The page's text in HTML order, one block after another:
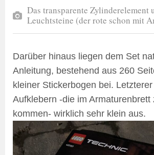
Das transparente Zylinderelement
Leuchtsteine (der rote schon mit
Darüber hinaus liegen dem Set
Anleitung, bestehend aus 260
kleiner Stickerbogen bei.
Aufklebern -die im Armaturenbrett
kommen- wirklich sehr klein aus.